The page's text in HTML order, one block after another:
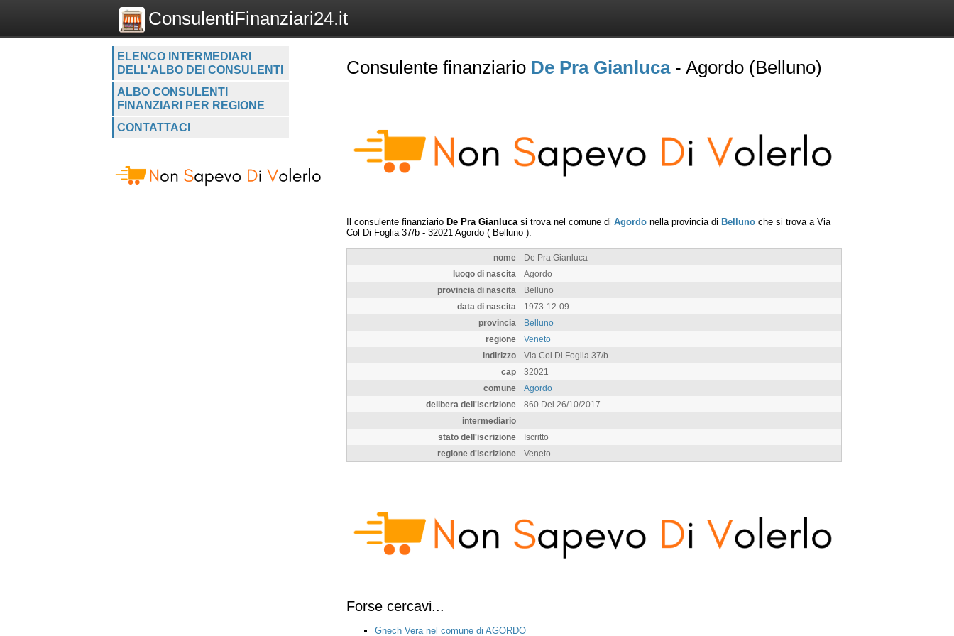
ConsulentiFinanziari24.it
ELENCO INTERMEDIARI
DELL'ALBO DEI CONSULENTI
ALBO CONSULENTI
FINANZIARI PER REGIONE
CONTATTACI
Consulente finanziario De Pra Gianluca- Agordo (Belluno)
Il consulente finanziario De Pra Gianluca si trova nel comune di Agordo nella provincia di Belluno che si trova a Via
Col Di Foglia 37/b - 32021 Agordo ( Belluno ).
nome
De Pra Gianluca
luogo di nascita
Agordo
provincia di nascita
Belluno
data di nascita
1973-12-09
provincia
Belluno
regione
Veneto
indirizzo
Via Col Di Foglia 37/b
cap
32021
comune
Agordo
delibera dell'iscrizione
860 Del 26/10/2017
intermediario
stato dell'iscrizione
Iscritto
regione d'iscrizione
Veneto
Forse cercavi...
Gnech Vera nel comune di AGORDO